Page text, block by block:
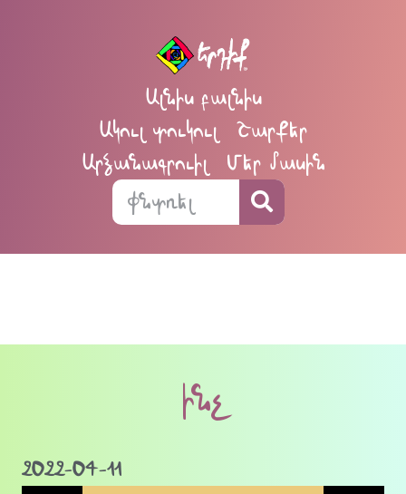
Ալնիս բալնիս
Ակուլ տուկուլ
Շարքեր
Արձանագրուիլ
Մեր մասին
ինչ
2022-04-11